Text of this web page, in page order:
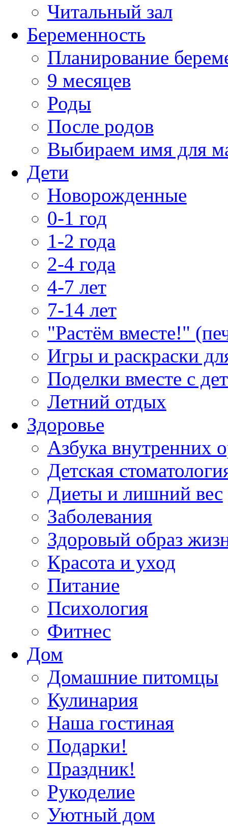
Читальный зал
Беременность
Планирование
9 месяцев
Роды
После родов
Выбираем имя для
Дети
Новорожденные
0-1 год
1-2 года
2-4 года
4-7 лет
7-14 лет
"Растём вместе!"
Игры и раскраски
Поделки вместе с
Летний отдых
Здоровье
Азбука внутренних
Детская
Диеты и лишний вес
Заболевания
Здоровый образ
Красота и уход
Питание
Психология
Фитнес
Дом
Домашние питомцы
Кулинария
Наша гостиная
Подарки!
Праздник!
Рукоделие
Уютный дом